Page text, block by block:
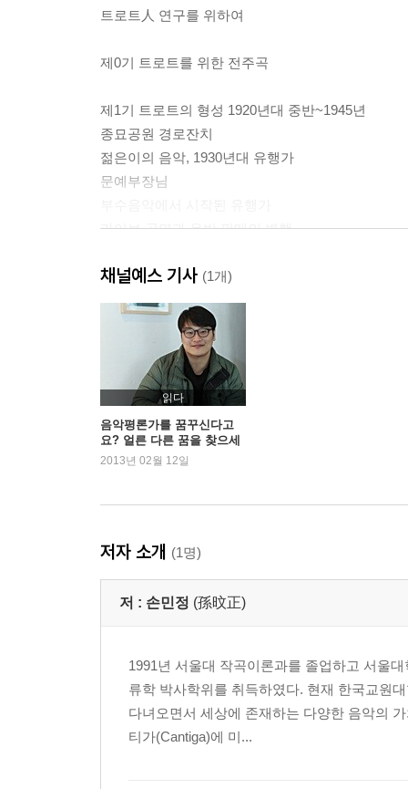
트로트人 연구를 위하여
제0기 트로트를 위한 전주곡
제1기 트로트의 형성 1920년대 중반~1945년
종묘공원 경로잔치
젊은이의 음악, 1930년대 유행가
문예부장님
라이브 공연과 음반 판매의 병행
유흥 vs 유행가
유행가 해부하기
제2기 트로트의 성숙 1945년 독립 ~ 1970년대
트로트와 전쟁
트로트와 정치
영미 팝송의 유입
댄스뮤직과 트로트
미국식 트로트
제3기 트로트의 지역화 1980년대 ~ 1990년대 초
위기에서 일어서는 트로트
채널예스 기사 (1개)
읽다
음악평론가를 꿈꾸신다고
요? 얼른 다른 꿈을 찾으세
요 - 차우진
2013년 02월 12일
저자 소개 (1명)
저 : 손민정 (孫旼正)
1991년 서울대 작곡이론과를 졸업하고 서울
류학 박사학위를 취득하였다. 현재 한국교원
다녀오면서 세상에 존재하는 다양한 음악의
티가(Cantiga)에 미...